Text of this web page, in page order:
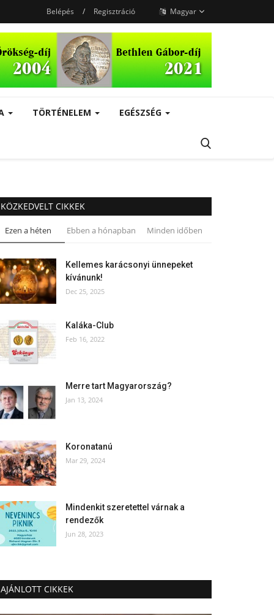
Belépés / Regisztráció Magyar
TÖRTÉNELEM EGÉSZSÉG
KÖZKEDVELT CIKKEK
Ezen a héten Ebben a hónapban Minden időben
Kellemes karácsonyi ünnepeket
kívánunk!
Dec 25, 2025
Kaláka-Club
Feb 16, 2022
Merre tart Magyarország?
Jan 13, 2024
Koronatanú
Mar 29, 2024
Mindenkit szeretettel várnak a
rendezők
Jun 28, 2023
AJÁNLOTT CIKKEK